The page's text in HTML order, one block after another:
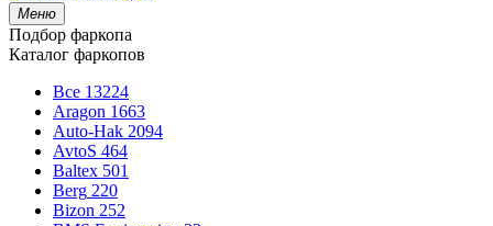
Меню
Подбор фаркопа
Каталог фаркопов
Все 13224
Aragon 1663
Auto-Hak 2094
AvtoS 464
Baltex 501
Berg 220
Bizon 252